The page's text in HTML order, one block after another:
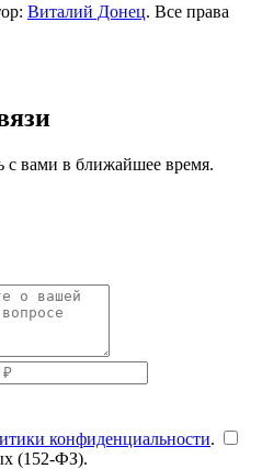
Виталий Донец. Все права
с вами в ближайшее время.
конфиденциальности.
(152-ФЗ).